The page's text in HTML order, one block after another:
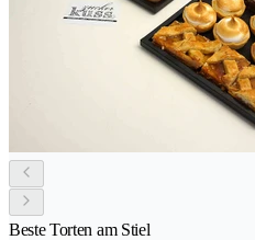
Beste Torten am Stiel